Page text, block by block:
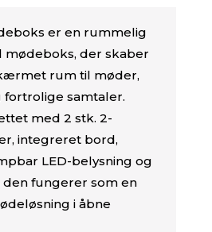
er en rummelig
mødeboks, der skaber
rum til møder,
samtaler.
med 2 stk. 2-
integreret bord,
LED-belysning og
fungerer som en
i åbne